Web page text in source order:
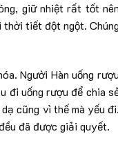
giữ nhiệt rất tốt nên
thời tiết đột ngột. Chúng
Người Hàn uống rượu
đi uống rượu để chia
cũng vì thế mà yếu đi.
đã được giải quyết.